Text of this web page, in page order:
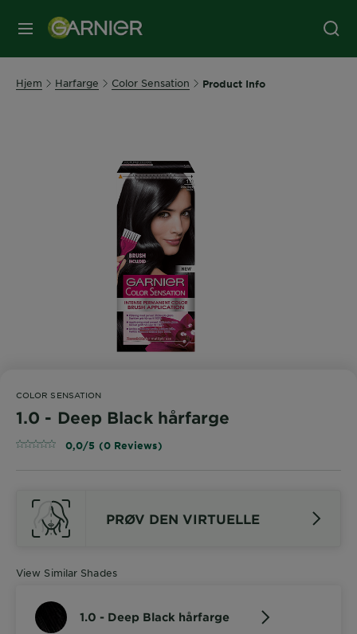
MENY
Hjem Harfarge Color Sensation Product Info
COLOR SENSATION
1.0 - Deep Black hårfarge
0,0/5 (0 Reviews)
PRØV DEN VIRTUELLE
View Similar Shades
1.0 - Deep Black hårfarge